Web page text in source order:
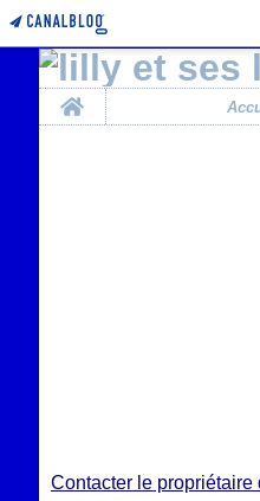
Home
Contacter le propriétaire